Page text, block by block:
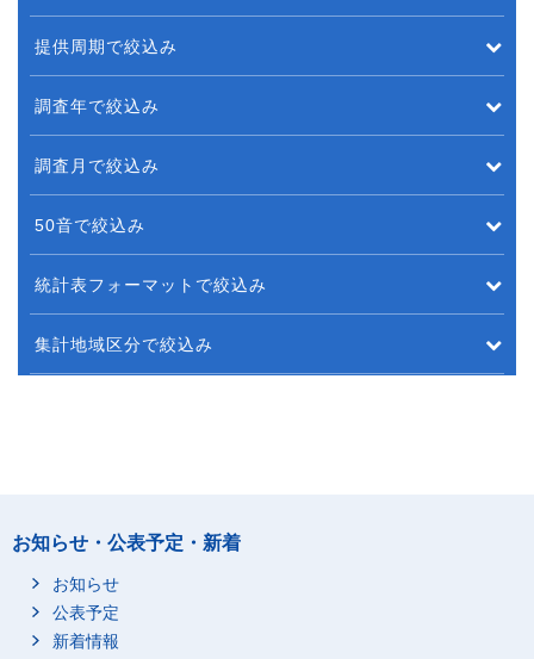
提供周期で絞込み
調査年で絞込み
調査月で絞込み
50音で絞込み
統計表フォーマットで絞込み
集計地域区分で絞込み
お知らせ・公表予定・新着
お知らせ
公表予定
新着情報